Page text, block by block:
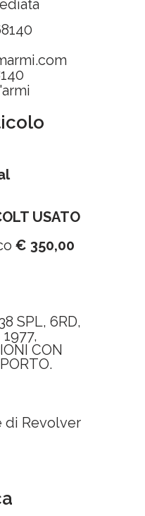
USATO
€ 350,00
SPL, 6RD,
CON
di Revolver